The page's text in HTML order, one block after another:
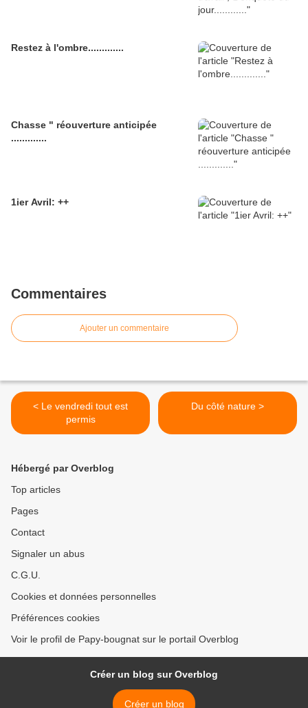
Restez à l'ombre.............
Chasse " réouverture anticipée
.............
1ier Avril: ++
Commentaires
Ajouter un commentaire
< Le vendredi tout est
permis
Du côté nature >
Hébergé par Overblog
Top articles
Pages
Contact
Signaler un abus
C.G.U.
Cookies et données personnelles
Préférences cookies
Voir le profil de Papy-bougnat sur le portail Overblog
Créer un blog sur Overblog
Créer un blog